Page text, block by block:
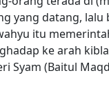
yang datang, lalu
itu
ke arah
Syam (Baitul